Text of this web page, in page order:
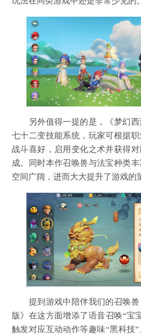
另外值得一提的是，《梦幻西
七十二变技能系统，玩家可根据
战斗喜好，启用变化之术并获得
成。同时本作召唤兽与法宝种类
空间广阔，进而大大提升了游戏的
提到游戏中陪伴我们的召唤兽
版》在这方面增添了语音召唤“宝
触发对应互动动作等趣味“黑科技”